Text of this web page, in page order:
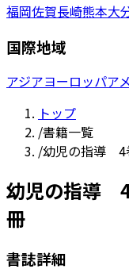
福岡佐賀長崎熊本大
国際地域
アジアヨーロッパア
トップ
/書籍一覧
/幼児の指導 4
幼児の指導
冊
書誌詳細